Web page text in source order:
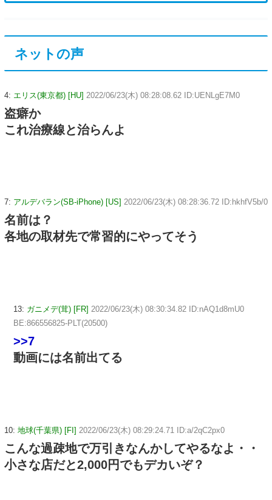
ネットの声
4: エリス(東京都) [HU] 2022/06/23(木) 08:28:08.62 ID:UENLgE7M0
盗癖か
これ治療線と治らんよ
7: アルデバラン(SB-iPhone) [US] 2022/06/23(木) 08:28:36.72 ID:hkhfV5b/0
名前は？
各地の取材先で常習的にやってそう
13: ガニメデ(茸) [FR] 2022/06/23(木) 08:30:34.82 ID:nAQ1d8mU0
BE:866556825-PLT(20500)
>>7
動画には名前出てる
10: 地球(千葉県) [FI] 2022/06/23(木) 08:29:24.71 ID:a/2qC2px0
こんな過疎地で万引きなんかしてやるなよ・・
小さな店だと2,000円でもデカいぞ？